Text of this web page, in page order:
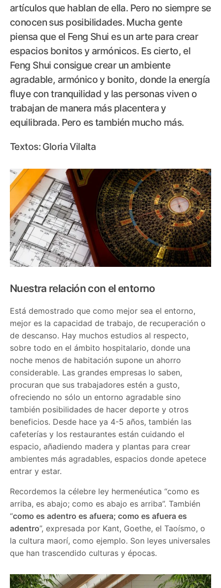
artículos que hablan de ella. Pero no siempre se
conocen sus posibilidades. Mucha gente
piensa que el Feng Shui es un arte para crear
espacios bonitos y armónicos. Es cierto, el
Feng Shui consigue crear un ambiente
agradable, armónico y bonito, donde la energía
fluye con tranquilidad y las personas viven o
trabajan de manera más placentera y
equilibrada. Pero es también mucho más.
Textos: Gloria Vilalta
Nuestra relación con el entorno
Está demostrado que como mejor sea el entorno,
mejor es la capacidad de trabajo, de recuperación o
de descanso. Hay muchos estudios al respecto,
sobre todo en el ámbito hospitalario, donde una
noche menos de habitación supone un ahorro
considerable. Las grandes empresas lo saben,
procuran que sus trabajadores estén a gusto,
ofreciendo no sólo un entorno agradable sino
también posibilidades de hacer deporte y otros
beneficios. Desde hace ya 4-5 años, también las
cafeterías y los restaurantes están cuidando el
espacio, añadiendo madera y plantas para crear
ambientes más agradables, espacios donde apetece
entrar y estar.
Recordemos la célebre ley hermenéutica “como es
arriba, es abajo; como es abajo es arriba”. También
“como es adentro es afuera; como es afuera es
adentro”, expresada por Kant, Goethe, el Taoísmo, o
la cultura maorí, como ejemplo. Son leyes universales
que han trascendido culturas y épocas.